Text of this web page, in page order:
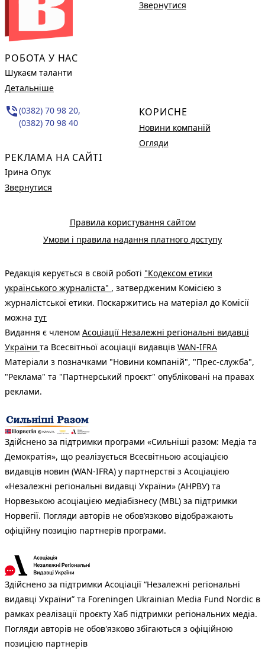
РОБОТА У НАС
Шукаєм таланти
Детальніше
phone_in_talk(0382) 70 98 20,
(0382) 70 98 40
РЕКЛАМА НА САЙТІ
Ірина Опук
Звернутися
Звернутися
КОРИСНЕ
Новини компаній
Огляди
Правила користування сайтом
Умови і правила надання платного доступу
Редакція керується в своїй роботі "Кодексом етики
українського журналіста" , затвердженим Комісією з
журналістської етики. Поскаржитись на матеріал до Комісії
можна тут
Видання є членом Асоціації Незалежні регіональні видавці
України та Всесвітньої асоціації видавців WAN-IFRA
Матеріали з позначками "Новини компаній", "Прес-служба",
"Реклама" та "Партнерський проєкт" опубліковані на правах
реклами.
Здійснено за підтримки програми «Сильніші разом: Медіа та
Демократія», що реалізується Всесвітньою асоціацією
видавців новин (WAN-IFRA) у партнерстві з Асоціацією
«Незалежні регіональні видавці України» (АНРВУ) та
Норвезькою асоціацією медіабізнесу (MBL) за підтримки
Норвегії. Погляди авторів не обов’язково відображають
офіційну позицію партнерів програми.
Здійснено за підтримки Асоціації “Незалежні регіональні
видавці України” та Foreningen Ukrainian Media Fund Nordic в
рамках реалізації проєкту Хаб підтримки регіональних медіа.
Погляди авторів не обов'язково збігаються з офіційною
позицією партнерів